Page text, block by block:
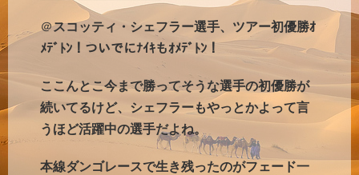
＠スコッティ・シェフラー選手、ツアー初優勝ｵ
ﾒﾃﾞﾄﾝ！ついでにﾅｲｷもｵﾒﾃﾞﾄﾝ！
ここんとこ今まで勝ってそうな選手の初優勝が
続いてるけど、シェフラーもやっとかよって言
うほど活躍中の選手だよね。
本線ダンゴレースで生き残ったのがフェード一